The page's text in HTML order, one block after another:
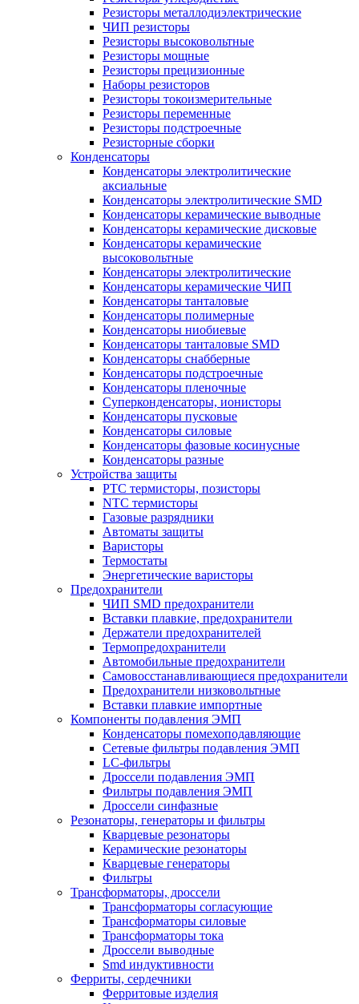
Резисторы металлодиэлектрические
ЧИП резисторы
Резисторы высоковольтные
Резисторы мощные
Резисторы прецизионные
Наборы резисторов
Резисторы токоизмерительные
Резисторы переменные
Резисторы подстроечные
Резисторные сборки
Конденсаторы
Конденсаторы электролитические
аксиальные
Конденсаторы электролитические SMD
Конденсаторы керамические выводные
Конденсаторы керамические дисковые
Конденсаторы керамические
высоковольтные
Конденсаторы электролитические
Конденсаторы керамические ЧИП
Конденсаторы танталовые
Конденсаторы полимерные
Конденсаторы ниобиевые
Конденсаторы танталовые SMD
Конденсаторы снабберные
Конденсаторы подстроечные
Конденсаторы пленочные
Суперконденсаторы, ионисторы
Конденсаторы пусковые
Конденсаторы силовые
Конденсаторы фазовые косинусные
Конденсаторы разные
Устройства защиты
PTC термисторы, позисторы
NTC термисторы
Газовые разрядники
Автоматы защиты
Варисторы
Термостаты
Энергетические варисторы
Предохранители
ЧИП SMD предохранители
Вставки плавкие, предохранители
Держатели предохранителей
Термопредохранители
Автомобильные предохранители
Самовосстанавливающиеся предохранители
Предохранители низковольтные
Вставки плавкие импортные
Компоненты подавления ЭМП
Конденсаторы помехоподавляющие
Сетевые фильтры подавления ЭМП
LC-фильтры
Дроссели подавления ЭМП
Фильтры подавления ЭМП
Дроссели синфазные
Резонаторы, генераторы и фильтры
Кварцевые резонаторы
Керамические резонаторы
Кварцевые генераторы
Фильтры
Трансформаторы, дроссели
Трансформаторы согласующие
Трансформаторы силовые
Трансформаторы тока
Дроссели выводные
Smd индуктивности
Ферриты, сердечники
Ферритовые изделия